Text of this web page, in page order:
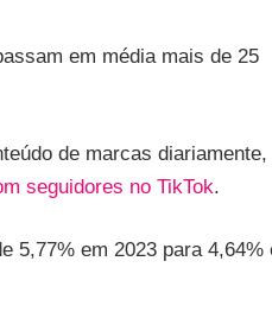
em média mais de 25
de marcas diariamente,
seguidores no TikTok.
5,77% em 2023 para 4,64%